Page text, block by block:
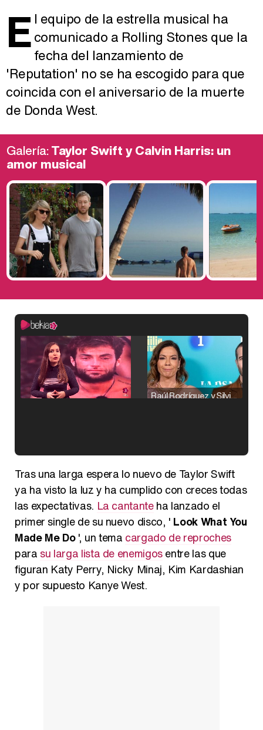
E l equipo de la estrella musical ha
comunicado a Rolling Stones que la
fecha del lanzamiento de
'Reputation' no se ha escogido para que
coincida con el aniversario de la muerte
de Donda West.
Galería:Taylor Swift y Calvin Harris: un
amor musical
Raúl Rodríguez y Silvia Taulés nos cuentan su papel en 'La familia de la tele'
Tras una larga espera lo nuevo de Taylor Swift
ya ha visto la luz y ha cumplido con creces todas
las expectativas. La cantanteha lanzado el
primer single de su nuevo disco, ' Look What You
Made Me Do', un tema cargado de reproches
para su larga lista de enemigosentre las que
figuran Katy Perry, Nicky Minaj, Kim Kardashian
y por supuesto Kanye West.